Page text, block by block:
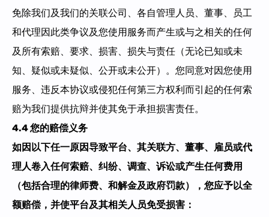
免除我们及我们的关联公司、各自管理人员、董事、员工
和代理因此类争议及您使用服务而产生或与之相关的任何
及所有索赔、要求、损害、损失与责任（无论已知或未
知、疑似或未疑似、公开或未公开）。您同意对因您使用
服务、违反本协议或侵犯任何第三方权利而引起的任何索
赔为我们提供抗辩并使其免于承担损害责任。
4.4 您的赔偿义务
如因以下任一原因导致平台、其关联方、董事、雇员或代
理人卷入任何索赔、纠纷、调查、诉讼或产生任何费用
（包括合理的律师费、和解金及政府罚款）， 您应予以全
额赔偿，并使平台及其相关人员免受损害 ：